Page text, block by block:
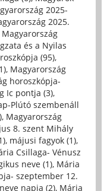
2025-
2025.
Magyarország
és a Nyilas
(95),
, Magyarország
horoszkópja-
Ic pontja (3),
Plútó szembenáll
, Magyarország
8. szent Mihály
, májusi fagyok (1),
Csillaga- Vénusz
neve (1), Mária
szeptember 12.
napja (2), Mária